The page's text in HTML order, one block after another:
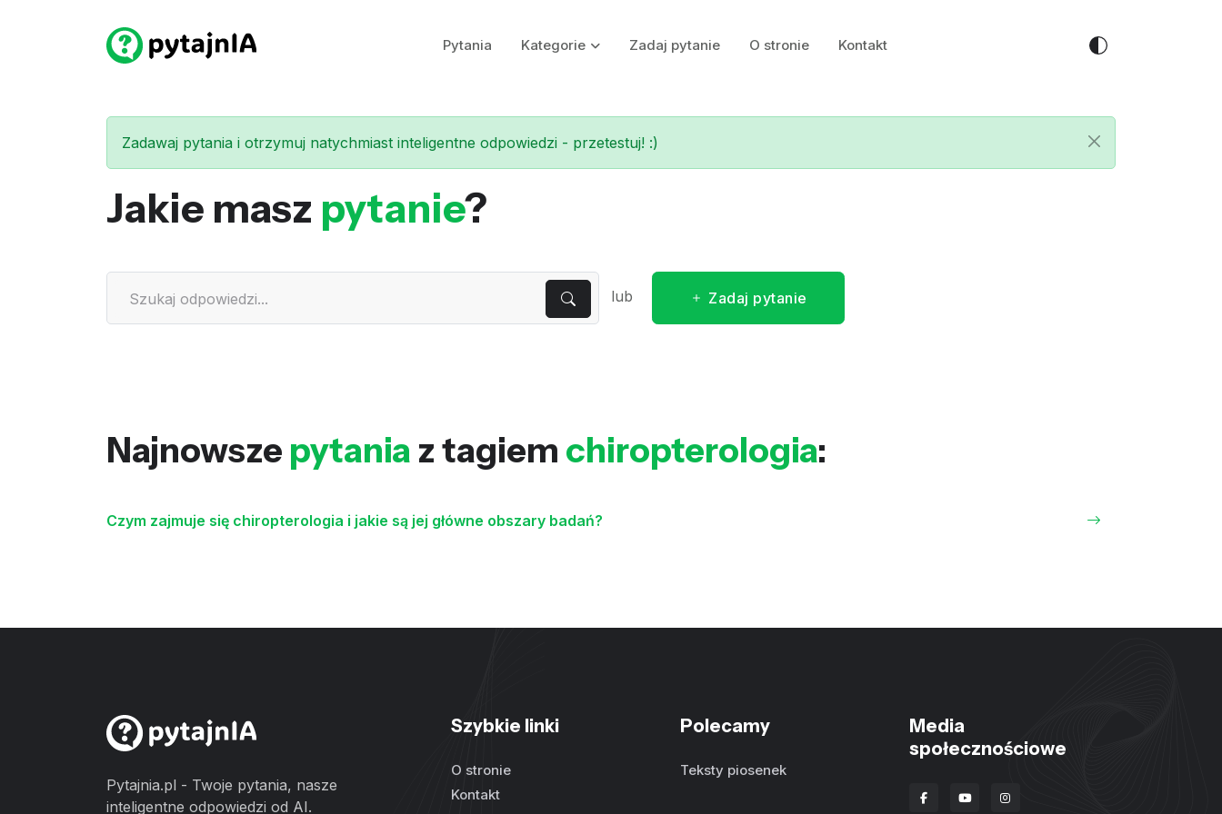
Pytania Kategorie Zadaj pytanie O stronie Kontakt
Zadawaj pytania i otrzymuj natychmiast inteligentne odpowiedzi - przetestuj! :)
Jakie masz pytanie?
lub Zadaj pytanie
Najnowsze pytania z tagiem chiropterologia:
Czym zajmuje się chiropterologia i jakie są jej główne obszary badań?
Pytajnia.pl - Twoje pytania, nasze
inteligentne odpowiedzi od AI.
Szybkie linki
O stronie
Kontakt
Polecamy
Teksty piosenek
Media
społecznościowe